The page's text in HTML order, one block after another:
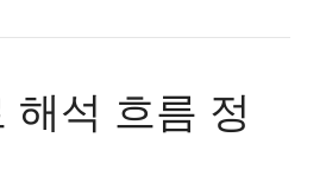
해석 흐름 정